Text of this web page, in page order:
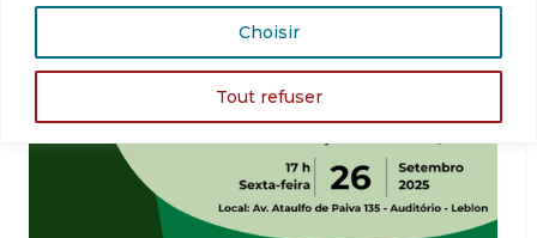
Choisir
Tout refuser